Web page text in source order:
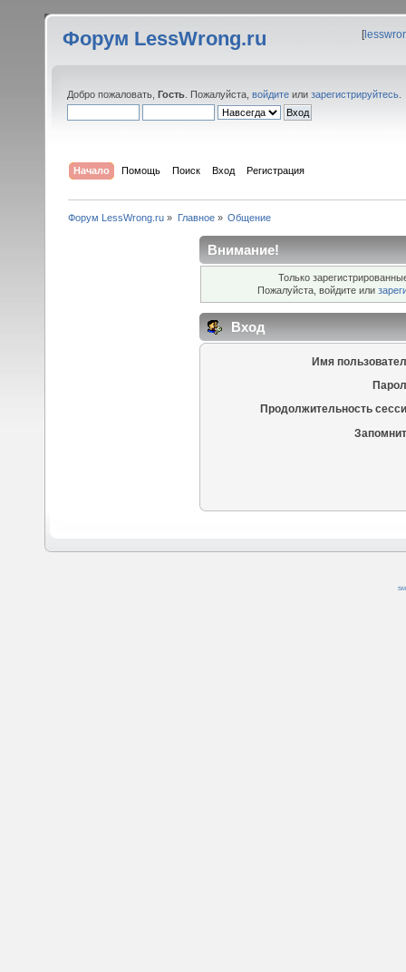
Форум LessWrong.ru [
Добро пожаловать, Гость . Пожалуйста, войдите или зарегистрируйтесь
Начало Помощь Поиск Вход Регистрация
Форум LessWrong.ru » Главное» Общение
Внимание!
Только
Пожалуйста, войдите или
Вход
Имя
Продолжительность